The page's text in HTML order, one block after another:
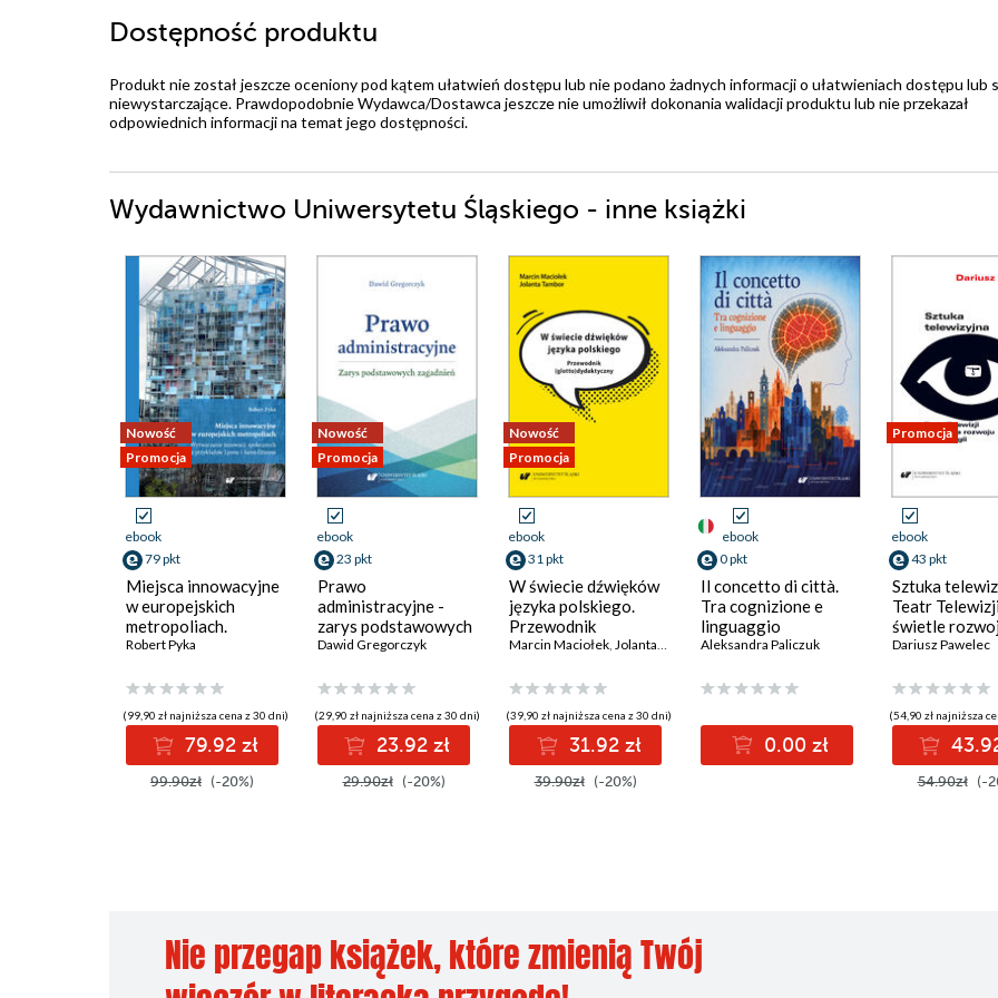
Dostępność produktu
Produkt nie został jeszcze oceniony pod kątem ułatwień dostępu lub nie podano żadnych informacji o ułatwieniach dostępu lub
niewystarczające. Prawdopodobnie Wydawca/Dostawca jeszcze nie umożliwił dokonania walidacji produktu lub nie przekazał
odpowiednich informacji na temat jego dostępności.
Wydawnictwo Uniwersytetu Śląskiego - inne książki
Nowość
Promocja
ebook
79 pkt
Miejsca innowacyjne
w europejskich
metropoliach.
Wytwarzanie
społecznych na
przykładzie Lyonu i
Saint-Étienne
Robert Pyka
(99,90 zł najniższa cena z 30 dni)
79.92 zł
99.90zł (-20%)
Nowość
Promocja
ebook
23 pkt
Prawo
administracyjne -
zarys podstawowych
zagadnień
Dawid Gregorczyk
(29,90 zł najniższa cena z 30 dni)
23.92 zł
29.90zł (-20%)
Nowość
Promocja
ebook
31 pkt
W świecie dźwięków
języka polskiego.
Przewodnik
(glotto)dydaktyczny
Marcin Maciołek, Jolanta Tambor
(39,90 zł najniższa cena z 30 dni)
31.92 zł
39.90zł (-20%)
ebook
0 pkt
Il concetto di città.
Tra cognizione e
linguaggio
Aleksandra Paliczuk
0.00 zł
Promocja
ebook
43 pkt
Sztuka
Teatr
świetle
technologii
Dariusz Pawelec
(54,90 zł najniższa
54.90zł (-
Nie przegap książek, które zmienią Twój